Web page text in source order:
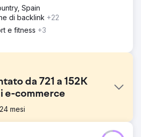
Spain
di backlink +22
e fitness +3
da 721 a 152K
e-commerce
24 mesi